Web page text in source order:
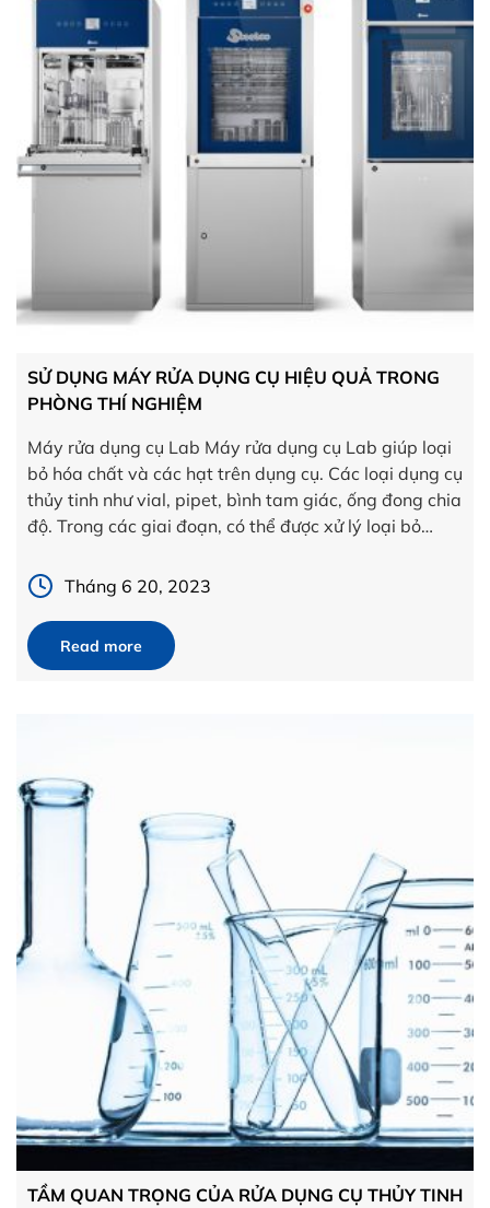
SỬ DỤNG MÁY RỬA DỤNG CỤ HIỆU QUẢ TRONG
PHÒNG THÍ NGHIỆM
Máy rửa dụng cụ Lab Máy rửa dụng cụ Lab giúp loại
bỏ hóa chất và các hạt trên dụng cụ. Các loại dụng cụ
thủy tinh như vial, pipet, bình tam giác, ống đong chia
độ. Trong các giai đoạn, có thể được xử lý loại bỏ
Tháng 6 20, 2023
Read more
TẦM QUAN TRỌNG CỦA RỬA DỤNG CỤ THỦY TINH